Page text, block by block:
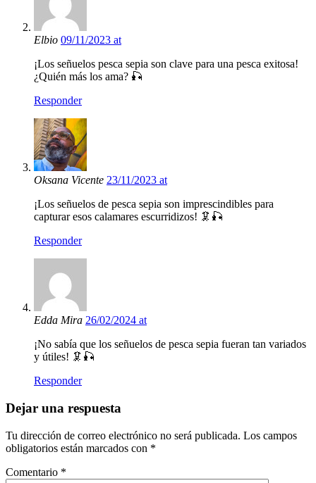
Elbio 09/11/2023 at
¡Los señuelos pesca sepia son clave para una pesca exitosa!
¿Quién más los ama? 🎣
Responder
Oksana Vicente 23/11/2023 at
¡Los señuelos de pesca sepia son imprescindibles para
capturar esos calamares escurridizos! 🦑🎣
Responder
Edda Mira 26/02/2024 at
¡No sabía que los señuelos de pesca sepia fueran tan variados
y útiles! 🦑🎣
Responder
Dejar una respuesta
Tu dirección de correo electrónico no será publicada. Los campos
obligatorios están marcados con *
Comentario *